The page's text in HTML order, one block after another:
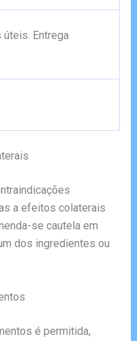
úteis. Entrega
a efeitos colaterais
se cautela em
dos ingredientes ou
é permitida,